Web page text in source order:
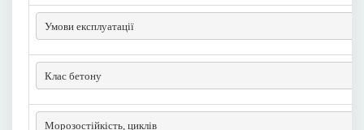
Умови експлуатації
Клас бетону
Морозостійкість, циклів